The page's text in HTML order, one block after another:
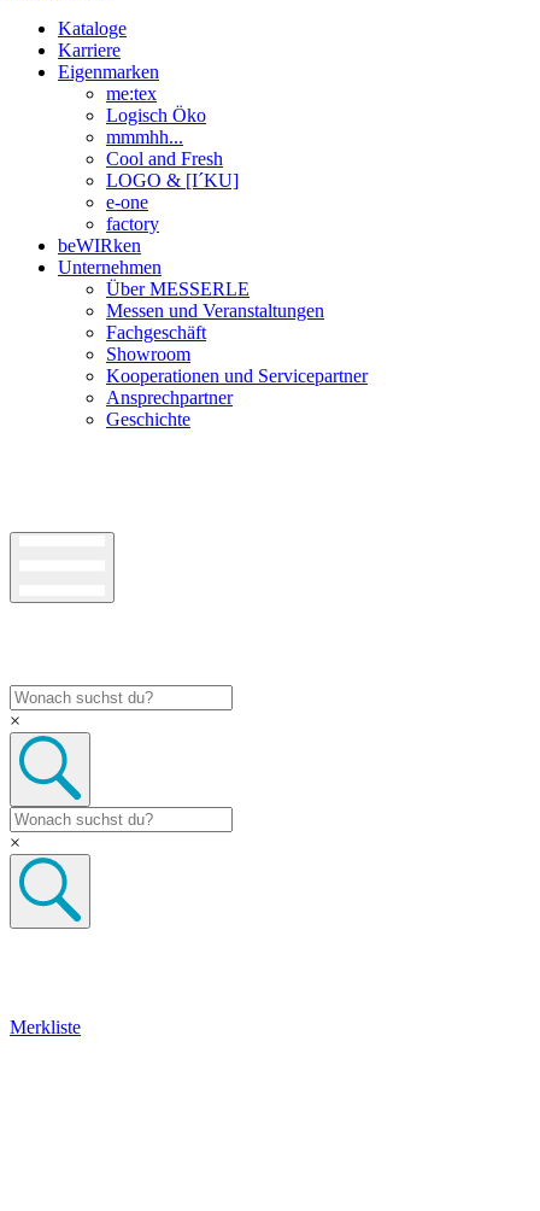
Kataloge
Karriere
Eigenmarken
me:tex
Logisch Öko
mmmhh...
Cool and Fresh
LOGO & [I´KU]
e-one
factory
beWIRken
Unternehmen
Über MESSERLE
Messen und Veranstaltungen
Fachgeschäft
Showroom
Kooperationen und Servicepartner
Ansprechpartner
Geschichte
×
×
Merkliste